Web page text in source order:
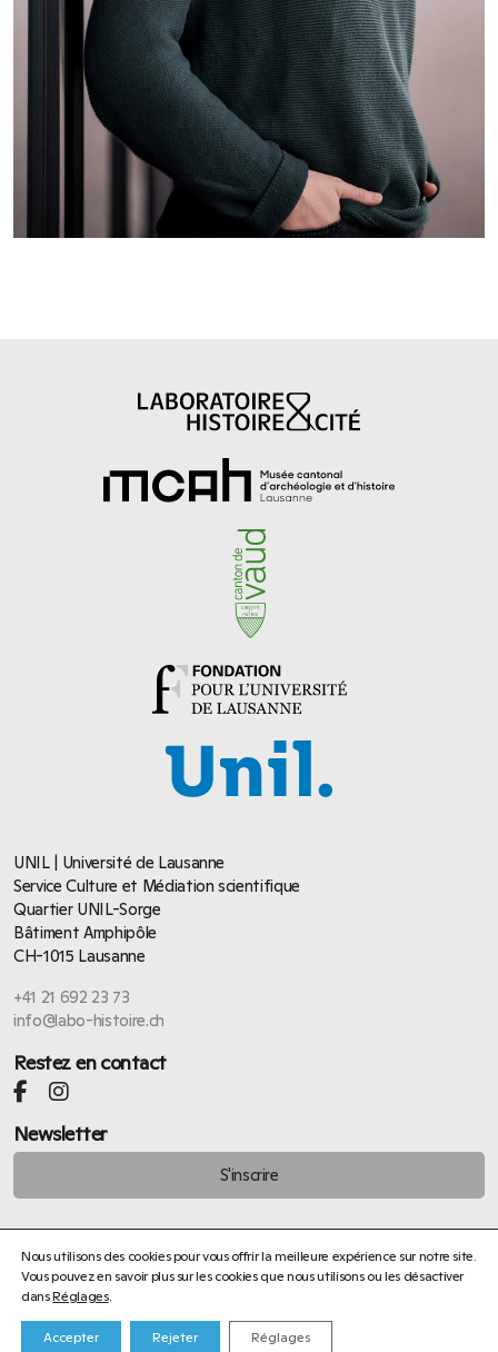
UNIL | Université de Lausanne
Service Culture et Médiation scientifique
Quartier UNIL-Sorge
Bâtiment Amphipôle
CH-1015 Lausanne
+41 21 692 23 73
info@labo-histoire.ch
Restez en contact
Newsletter
S'inscrire
Politique de confidentialité
©Service Culture et Médiation scientifique UNIL– Site web :
Nous utilisons des cookies pour vous offrir la meilleure expérience sur notre site.
Vous pouvez en savoir plus sur les cookies que nous utilisons ou les désactiver
dansRéglages.
Accepter Rejeter Réglages